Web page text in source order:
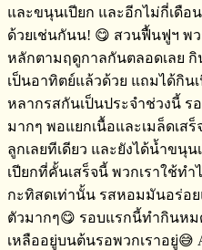
และขนุนเปียก​ และอีกไม่กี่เดื
ด้วยเช่นกันน! 😋 สวนฟื้นฟูฯ​ พ
หลักตามฤดูกาล​​กันตลอดเลย​
เป็นอาทิตย์​แล้วด้วย แถมได้กิ
หลากรสกันเป็นประจำ​ช่วงนี้​ ร
มากๆ​ พอแยกเนื้อและเมล็ดเส
ลูก​เลยทีเดียว​ และยังได้น้ำขนุ
เปียกที่คั้นเสร็จ​นี้​ พวกเราใช้ท
กะทิสด​เท่านั้น​ รสหอมมันอร่อ
ตัวมากๆ​😋 รอบแรกนี้ทำกินห
เหลืออยู่บนต้นรอพวกเราอยู่​😅